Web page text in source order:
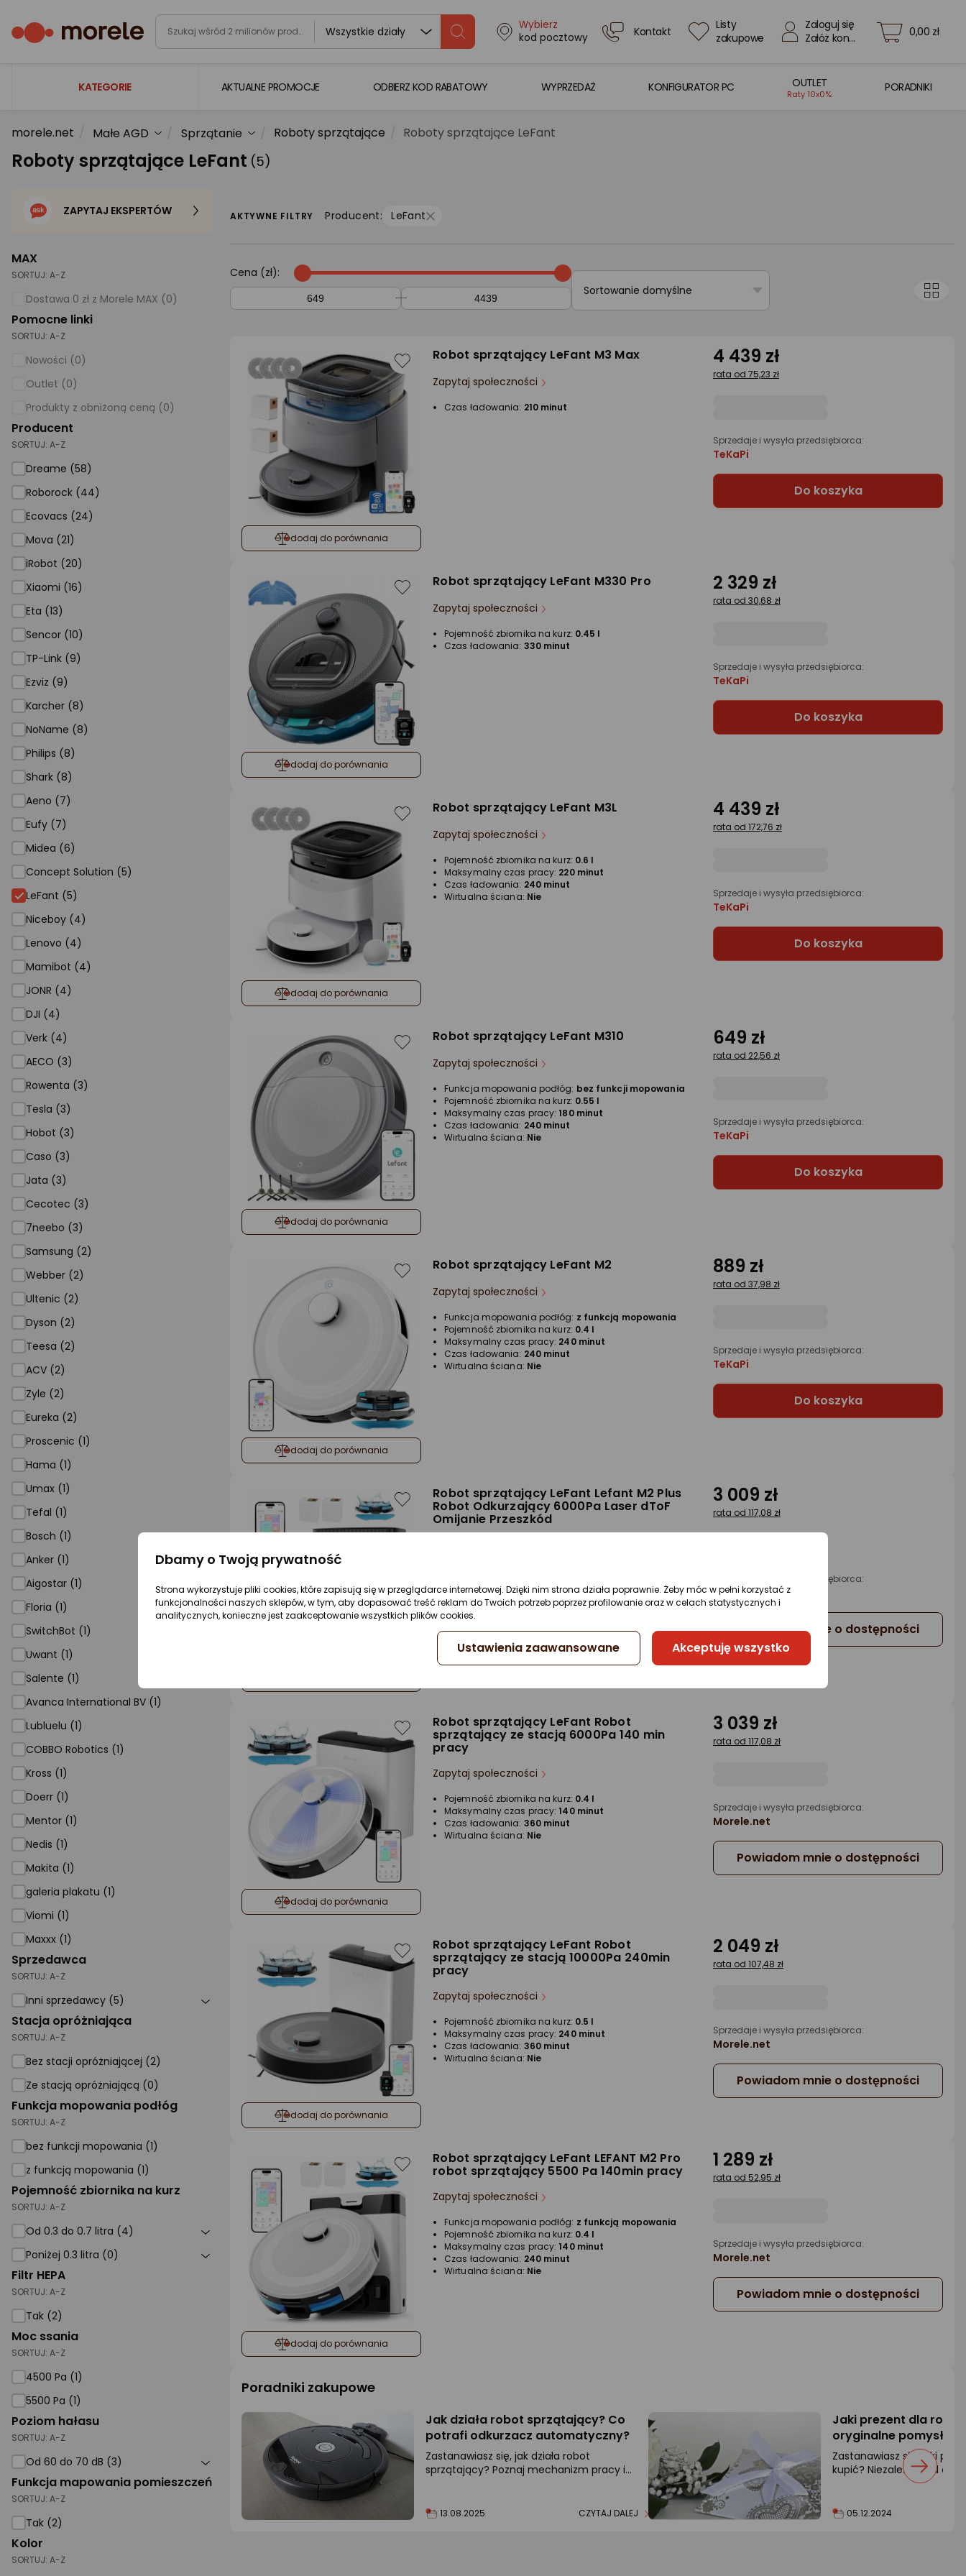
Wszystkie działy
Wybierz
kod pocztowy
Kontakt
Listy
zakupowe
Zaloguj się
Załóż konto
0,00 zł
KATEGORIE
Laptopy
Komputery
Gaming
Foto i kamery
AGD duże
Biuro i firma
Sport i turystyka
Supermarket
Strefa marek
AKTUALNE PROMOCJE ODBIERZ KOD RABATOWY WYPRZEDAŻ KONFIGURATOR PC OUTLET
Raty 10x0%
PORADNIKI
morele.net Małe AGD Sprzątanie Roboty sprzątające Roboty sprzątające LeFant
Roboty sprzątające LeFant (5)
MAX
SORTUJ: A-Z
Dostawa 0 zł z Morele MAX (0)
Pomocne linki
SORTUJ: A-Z
Nowości (0)
Outlet (0)
Produkty z obniżoną ceną (0)
Producent
SORTUJ: A-Z
Dreame (58)
Roborock (44)
Ecovacs (24)
Mova (21)
iRobot (20)
Xiaomi (16)
Eta (13)
Sencor (10)
TP-Link (9)
Ezviz (9)
Karcher (8)
NoName (8)
Philips (8)
Shark (8)
Aeno (7)
Eufy (7)
Midea (6)
Concept Solution (5)
LeFant
LeFant (5)
Niceboy (4)
Lenovo (4)
Mamibot (4)
JONR (4)
DJI (4)
Verk (4)
AECO (3)
Rowenta (3)
Tesla (3)
Hobot (3)
Caso (3)
Jata (3)
Cecotec (3)
7neebo (3)
Samsung (2)
Webber (2)
Ultenic (2)
Dyson (2)
Teesa (2)
ACV (2)
Zyle (2)
Eureka (2)
Proscenic (1)
Hama (1)
Umax (1)
Tefal (1)
Bosch (1)
Anker (1)
Aigostar (1)
Floria (1)
SwitchBot (1)
Uwant (1)
Salente (1)
Avanca International BV (1)
Lubluelu (1)
COBBO Robotics (1)
Kross (1)
Doerr (1)
Mentor (1)
Nedis (1)
Makita (1)
galeria plakatu (1)
Viomi (1)
Maxxx (1)
Sprzedawca
SORTUJ: A-Z
Inni sprzedawcy (5)
Stacja opróżniająca
SORTUJ: A-Z
Bez stacji opróżniającej (2)
Ze stacją opróżniającą (0)
Funkcja mopowania podłóg
SORTUJ: A-Z
bez funkcji mopowania (1)
z funkcją mopowania (1)
Pojemność zbiornika na kurz
SORTUJ: A-Z
Od 0.3 do 0.7 litra (4)
Poniżej 0.3 litra (0)
Filtr HEPA
SORTUJ: A-Z
Tak (2)
Moc ssania
SORTUJ: A-Z
4500 Pa (1)
5500 Pa (1)
Poziom hałasu
SORTUJ: A-Z
Od 60 do 70 dB (3)
Funkcja mapowania pomieszczeń
SORTUJ: A-Z
Tak (2)
Kolor
SORTUJ: A-Z
ZAPYTAJ EKSPERTÓW AKTYWNE FILTRY Producent: LeFant
Cena (zł):
Sortowanie domyślne
dodaj do porównania
Robot sprzątający LeFant M3 Max
Zapytaj społeczności
Czas ładowania: 210 minut
4 439 zł
rata od 75,23 zł
Sprzedaje i wysyła przedsiębiorca:
TeKaPi
Do koszyka
dodaj do porównania
Robot sprzątający LeFant M330 Pro
Zapytaj społeczności
Pojemność zbiornika na kurz: 0.45 l
Czas ładowania: 330 minut
2 329 zł
rata od 30,68 zł
Sprzedaje i wysyła przedsiębiorca:
TeKaPi
Do koszyka
dodaj do porównania
Robot sprzątający LeFant M3L
Zapytaj społeczności
Pojemność zbiornika na kurz: 0.6 l
Maksymalny czas pracy: 220 minut
Czas ładowania: 240 minut
Wirtualna ściana: Nie
4 439 zł
rata od 172,76 zł
Sprzedaje i wysyła przedsiębiorca:
TeKaPi
Do koszyka
dodaj do porównania
Robot sprzątający LeFant M310
Zapytaj społeczności
Funkcja mopowania podłóg: bez funkcji mopowania
Pojemność zbiornika na kurz: 0.55 l
Maksymalny czas pracy: 180 minut
Czas ładowania: 240 minut
Wirtualna ściana: Nie
649 zł
rata od 22,56 zł
Sprzedaje i wysyła przedsiębiorca:
TeKaPi
Do koszyka
dodaj do porównania
Robot sprzątający LeFant M2
Zapytaj społeczności
Funkcja mopowania podłóg: z funkcją mopowania
Pojemność zbiornika na kurz: 0.4 l
Maksymalny czas pracy: 240 minut
Czas ładowania: 240 minut
Wirtualna ściana: Nie
889 zł
rata od 37,98 zł
Sprzedaje i wysyła przedsiębiorca:
TeKaPi
Do koszyka
Robot sprzątający LeFant Lefant M2 Plus
Robot Odkurzający 6000Pa Laser dToF
Omijanie Przeszkód
3 009 zł
rata od 117,08 zł
Sprzedaje i wysyła przedsiębiorca:
Morele.net
Powiadom mnie o dostępności
dodaj do porównania
Robot sprzątający LeFant Robot
sprzątający ze stacją 6000Pa 140 min
pracy
Zapytaj społeczności
Pojemność zbiornika na kurz: 0.4 l
Maksymalny czas pracy: 140 minut
Czas ładowania: 360 minut
Wirtualna ściana: Nie
3 039 zł
rata od 117,08 zł
Sprzedaje i wysyła przedsiębiorca:
Morele.net
Powiadom mnie o dostępności
dodaj do porównania
Robot sprzątający LeFant Robot
sprzątający ze stacją 10000Pa 240min
pracy
Zapytaj społeczności
Pojemność zbiornika na kurz: 0.5 l
Maksymalny czas pracy: 240 minut
Czas ładowania: 360 minut
Wirtualna ściana: Nie
2 049 zł
rata od 107,48 zł
Sprzedaje i wysyła przedsiębiorca:
Morele.net
Powiadom mnie o dostępności
dodaj do porównania
Robot sprzątający LeFant LEFANT M2 Pro
robot sprzątający 5500 Pa 140min pracy
Zapytaj społeczności
Funkcja mopowania podłóg: z funkcją mopowania
Pojemność zbiornika na kurz: 0.4 l
Maksymalny czas pracy: 140 minut
Czas ładowania: 240 minut
Wirtualna ściana: Nie
1 289 zł
rata od 52,95 zł
Sprzedaje i wysyła przedsiębiorca:
Morele.net
Powiadom mnie o dostępności
Poradniki zakupowe
Jak działa robot sprzątający? Co
potrafi odkurzacz automatyczny?
Zastanawiasz się, jak działa robot
sprzątający? Poznaj mechanizm pracy i
13.08.2025 CZYTAJ DALEJ
Jaki prezent dla
oryginalne pomysły
Zastanawiasz się, jaki
kupić? Niezależnie od
05.12.2024
Dbamy o Twoją prywatność
Strona wykorzystuje pliki cookies, które zapisują się w przeglądarce internetowej. Dzięki nim strona działa poprawnie. Żeby móc w pełni korzystać z
funkcjonalności naszych sklepów, w tym, aby dopasować treść reklam do Twoich potrzeb poprzez profilowanie oraz w celach statystycznych i
analitycznych, konieczne jest zaakceptowanie wszystkich plików cookies.
Ustawienia zaawansowane Akceptuję wszystko